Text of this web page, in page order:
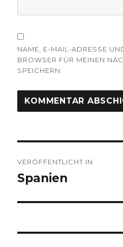
NAME, E-MAIL-ADRESSE
BROWSER FÜR MEINEN
SPEICHERN.
VERÖFFENTLICHT IN
Spanien